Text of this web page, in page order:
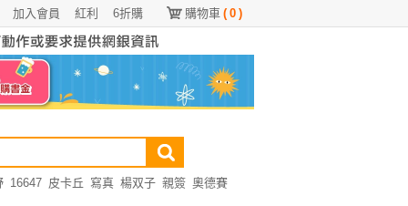
購物車 ( 0 )
6折購
紅利
加入會員
16647 皮卡丘 寫真 楊双子 親簽 奧德賽